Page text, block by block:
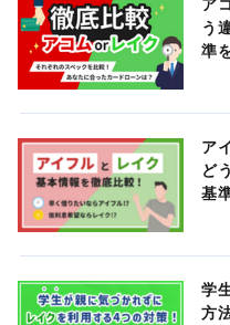
ア
う
準
ア
ど
基
学
方